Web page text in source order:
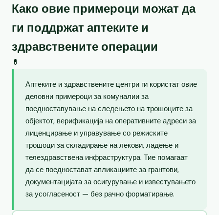
Како овие примероци можат да
ги поддржат аптеките и
здравствените операции
💊
Аптеките и здравствените центри ги користат овие
деловни примероци за комуналии за
поедноставување на следењето на трошоците за
објектот, верификација на оперативните адреси за
лиценцирање и управување со режиските
трошоци за складирање на лекови, ладење и
телездравствена инфраструктура. Тие помагаат
да се поедностават апликациите за грантови,
документацијата за осигурување и известувањето
за усогласеност — без рачно форматирање.